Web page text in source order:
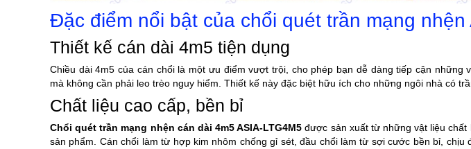
Đặc điểm nổi bật của chổi quét trần mạng nhện
Thiết kế cán dài 4m5 tiện dụng
Chiều dài 4m5 của cán chổi là một ưu điểm vượt trội, cho phép bạn dễ dàng tiếp cận những
mà không cần phải leo trèo nguy hiểm. Thiết kế này đặc biệt hữu ích cho những ngôi nhà có
Chất liệu cao cấp, bền bỉ
Chổi quét trần mạng nhện cán dài 4m5 ASIA-LTG4M5 được sản xuất từ những vật liệu
sản phẩm. Cán chổi làm từ hợp kim nhôm chống gỉ sét, đầu chổi làm từ sợi cước bền bỉ,